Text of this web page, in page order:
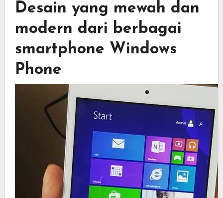
Desain yang mewah dan
modern dari berbagai
smartphone Windows
Phone